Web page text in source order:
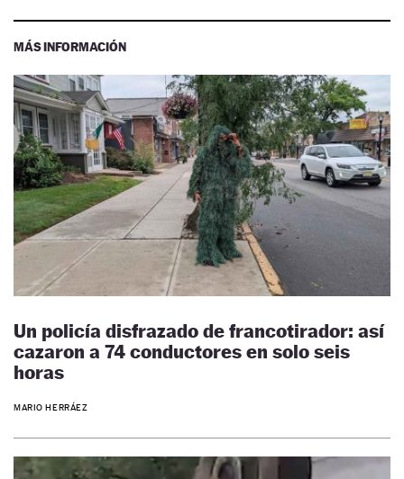
MÁS INFORMACIÓN
Un policía disfrazado de francotirador: así
cazaron a 74 conductores en solo seis
horas
MARIO HERRÁEZ